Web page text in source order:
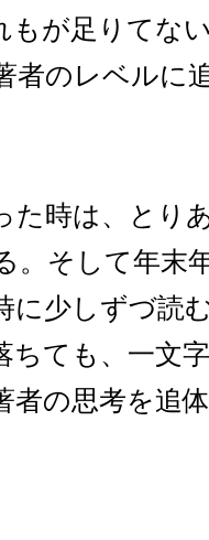
もが足りてな
者のレベルに
た時は、とり
。そして年末
に少しずづ読
ちても、一文
者の思考を追